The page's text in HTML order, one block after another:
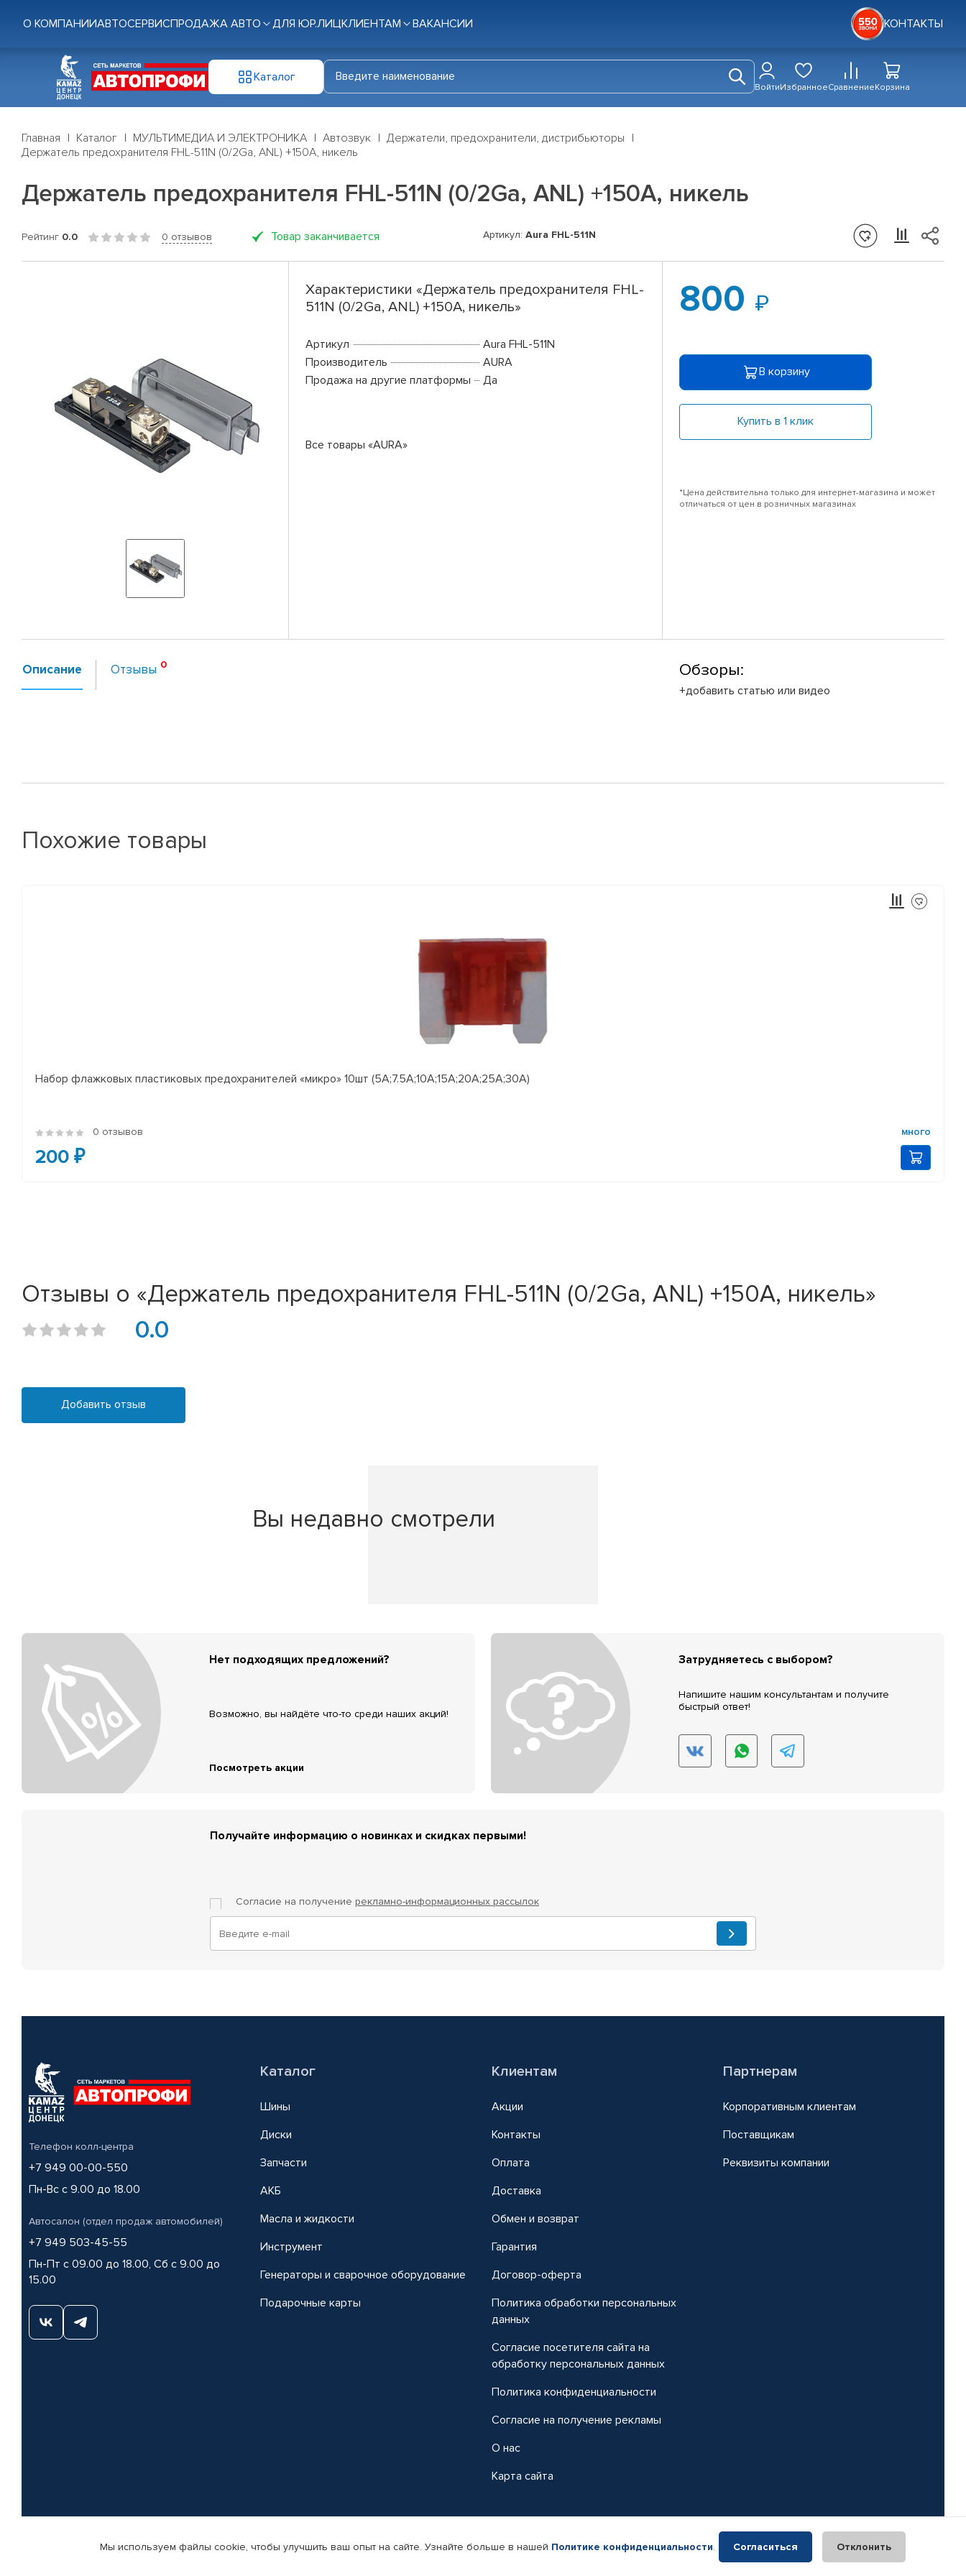
О КОМПАНИИАВТОСЕРВИСПРОДАЖА АВТО ДЛЯ ЮР.ЛИЦКЛИЕНТАМ ВАКАНСИИ КОНТАКТЫ
Каталог
ВойтиИзбранноеСравнениеКорзина
Главная Каталог МУЛЬТИМЕДИА И ЭЛЕКТРОНИКА Автозвук
Держатели, предохранители, дистрибьюторы
Держатель предохранителя FHL-511N (0/2Ga, ANL) +150A, никель
Держатель предохранителя FHL-511N (0/2Ga, ANL) +150A, никель
Рейтинг 0.0 0 отзывов Товар заканчивается Артикул: Aura FHL-511N
Характеристики «Держатель предохранителя FHL-
511N (0/2Ga, ANL) +150A, никель»
Артикул
Aura FHL-511N
Производитель
AURA
Продажа на другие платформы
Да
Все товары «AURA»
800
В корзину
Купить в 1 клик
*Цена действительна только для интернет-магазина и может
отличаться от цен в розничных магазинах
Описание Отзывы Обзоры:
+добавить статью или видео
Похожие товары
Набор флажковых пластиковых предохранителей «микро» 10шт (5А;7.5А;10А;15А;20А;25А;30А)
0 отзывов много
200 ₽
Отзывы о «Держатель предохранителя FHL-511N (0/2Ga, ANL) +150A, никель»
0.0
Добавить отзыв
Вы недавно смотрели
Нет подходящих предложений?
Возможно, вы найдёте что-то среди наших акций!
Посмотреть акции
Затрудняетесь с выбором?
Напишите нашим консультантам и получите
быстрый ответ!
Получайте информацию о новинках и скидках первыми!
Согласие на получение рекламно-информационных рассылок
Телефон колл-центра
+7 949 00-00-550
Пн-Вс с 9.00 до 18.00
Автосалон (отдел продаж автомобилей)
+7 949 503-45-55
Пн-Пт с 09.00 до 18.00, Сб с 9.00 до
15.00
Каталог
Шины
Диски
Запчасти
АКБ
Масла и жидкости
Инструмент
Генераторы и сварочное оборудование
Подарочные карты
Клиентам
Акции
Контакты
Оплата
Доставка
Обмен и возврат
Гарантия
Договор-оферта
Политика обработки персональных
данных
Согласие посетителя сайта на
обработку персональных данных
Политика конфиденциальности
Согласие на получение рекламы
О нас
Карта сайта
Партнерам
Корпоративным клиентам
Поставщикам
Реквизиты компании
© КАМАЗ ЦЕНТР ДОНЕЦК, 2015-2026. Все права защищены. Интернет-магазин автомобильных товаров Автопрофи.
Мы используем файлы cookie, чтобы улучшить ваш опыт на сайте. Узнайте больше в нашей Политике конфиденциальности. Согласиться Отклонить